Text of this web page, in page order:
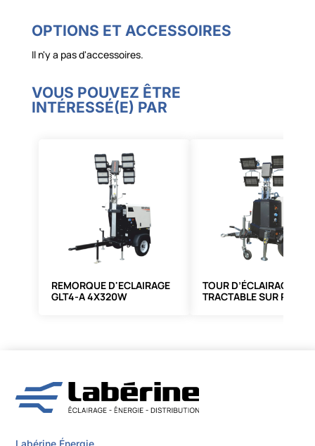
OPTIONS ET ACCESSOIRES
Il n'y a pas d'accessoires.
VOUS POUVEZ ÊTRE
INTÉRESSÉ(E) PAR
REMORQUE D'ECLAIRAGE
GLT4-A 4X320W
TOUR D’ÉCLAIRAGE
TRACTABLE SUR
Labérine Énergie